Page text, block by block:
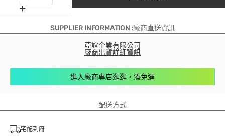
SUPPLIER INFORMATION :廠商直送資訊
亞誼企業有限公司
廠商出貨詳細資訊
進入廠商專店逛逛，湊免運
配送方式
宅配到府